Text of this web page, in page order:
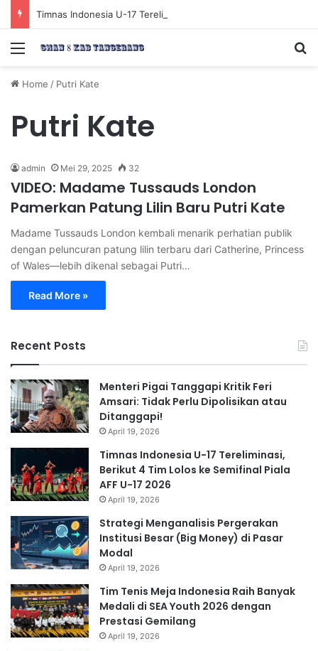
Menu
Home / Putri Kate
Putri Kate
admin Mei 29, 2025 32
VIDEO: Madame Tussauds London
Pamerkan Patung Lilin Baru Putri Kate
Madame Tussauds London kembali menarik perhatian publik
dengan peluncuran patung lilin terbaru dari Catherine, Princess
of Wales—lebih dikenal sebagai Putri…
Read More »
Recent Posts
Menteri Pigai Tanggapi Kritik Feri
Amsari: Tidak Perlu Dipolisikan atau
Ditanggapi!
April 19, 2026
Timnas Indonesia U-17 Tereliminasi,
Berikut 4 Tim Lolos ke Semifinal Piala
AFF U-17 2026
April 19, 2026
Strategi Menganalisis Pergerakan
Institusi Besar (Big Money) di Pasar
Modal
April 19, 2026
Tim Tenis Meja Indonesia Raih Banyak
Medali di SEA Youth 2026 dengan
Prestasi Gemilang
April 19, 2026